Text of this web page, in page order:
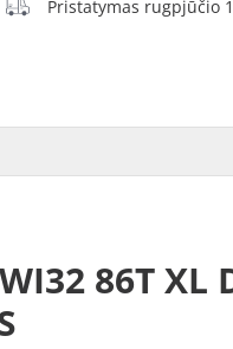
Pristatymas rugpjūčio
86T XL